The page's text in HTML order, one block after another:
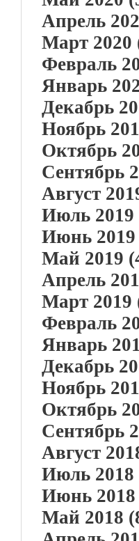
Апрель
Март 2020
Февраль
Январь
Декабрь
Ноябрь
Октябрь
Сентябрь
Август
Июль 2019
Июнь 2019
Май 2019
Апрель
Март 2019
Февраль
Январь
Декабрь
Ноябрь
Октябрь
Сентябрь
Август
Июль 2018
Июнь 2018
Май 2018